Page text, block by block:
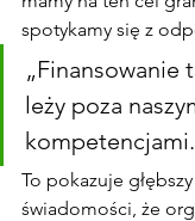
spotykamy się z
„Finansowanie
leży poza
To pokazuje
świadomości, że